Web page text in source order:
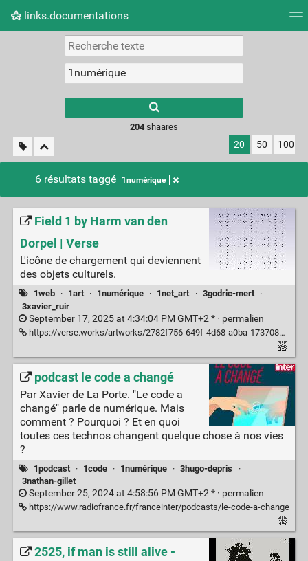
links.documentations
Nuage de tags Mur d'images
results.
204shaares
20 50 100
6 résultats taggé 1numérique
Field 1 by Harm van den
Dorpel | Verse
L'icône de chargement qui deviennent
des objets culturels.
1web · 1art · 1numérique · 1net_art · 3godric-mert
·
3xavier_ruir
September 17, 2025 at 4:34:04 PM GMT+2 * · permalien
https://verse.works/artworks/2782f756-649f-4d68-a0ba-1737084e4a88/1
podcast le code a changé
Par Xavier de La Porte. "Le code a
changé" parle de numérique. Mais
comment ? Pourquoi ? Et en quoi
toutes ces technos changent quelque chose à nos vies
?
1podcast · 1code · 1numérique · 3hugo-depris
·
3nathan-gillet
September 25, 2024 at 4:58:56 PM GMT+2 * · permalien
https://www.radiofrance.fr/franceinter/podcasts/le-code-a-change
2525, if man is still alive -